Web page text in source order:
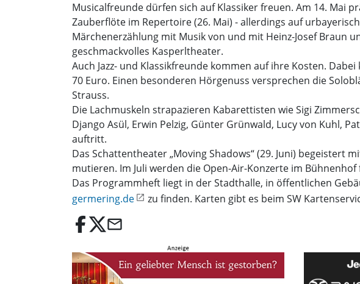
Musicalfreunde dürfen sich auf Klassiker freuen. Am 14. Mai
Zauberflöte im Repertoire (26. Mai) - allerdings auf
Märchenerzählung mit Musik von und mit Heinz-Josef Braun
geschmackvolles Kasperltheater.
Auch Jazz- und Klassikfreunde kommen auf ihre Kosten.
70 Euro. Einen besonderen Hörgenuss versprechen die
Strauss.
Die Lachmuskeln strapazieren Kabarettisten wie Sigi
Django Asül, Erwin Pelzig, Günter Grünwald, Lucy von Kuhl,
auftritt.
Das Schattentheater „Moving Shadows“ (29. Juni)
mutieren. Im Juli werden die Open-Air-Konzerte im
Das Programmheft liegt in der Stadthalle, in öffentlichen
germering.de
zu finden. Karten gibt es beim SW
email